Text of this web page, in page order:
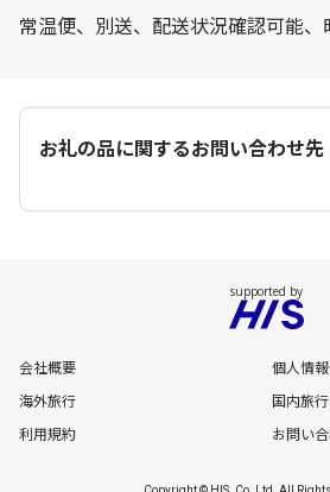
常温便、別送、配送状況確認可能、
お礼の品に関するお問い合わせ先
会社概要
個人情
海外旅行
国内旅行
利用規約
お問い